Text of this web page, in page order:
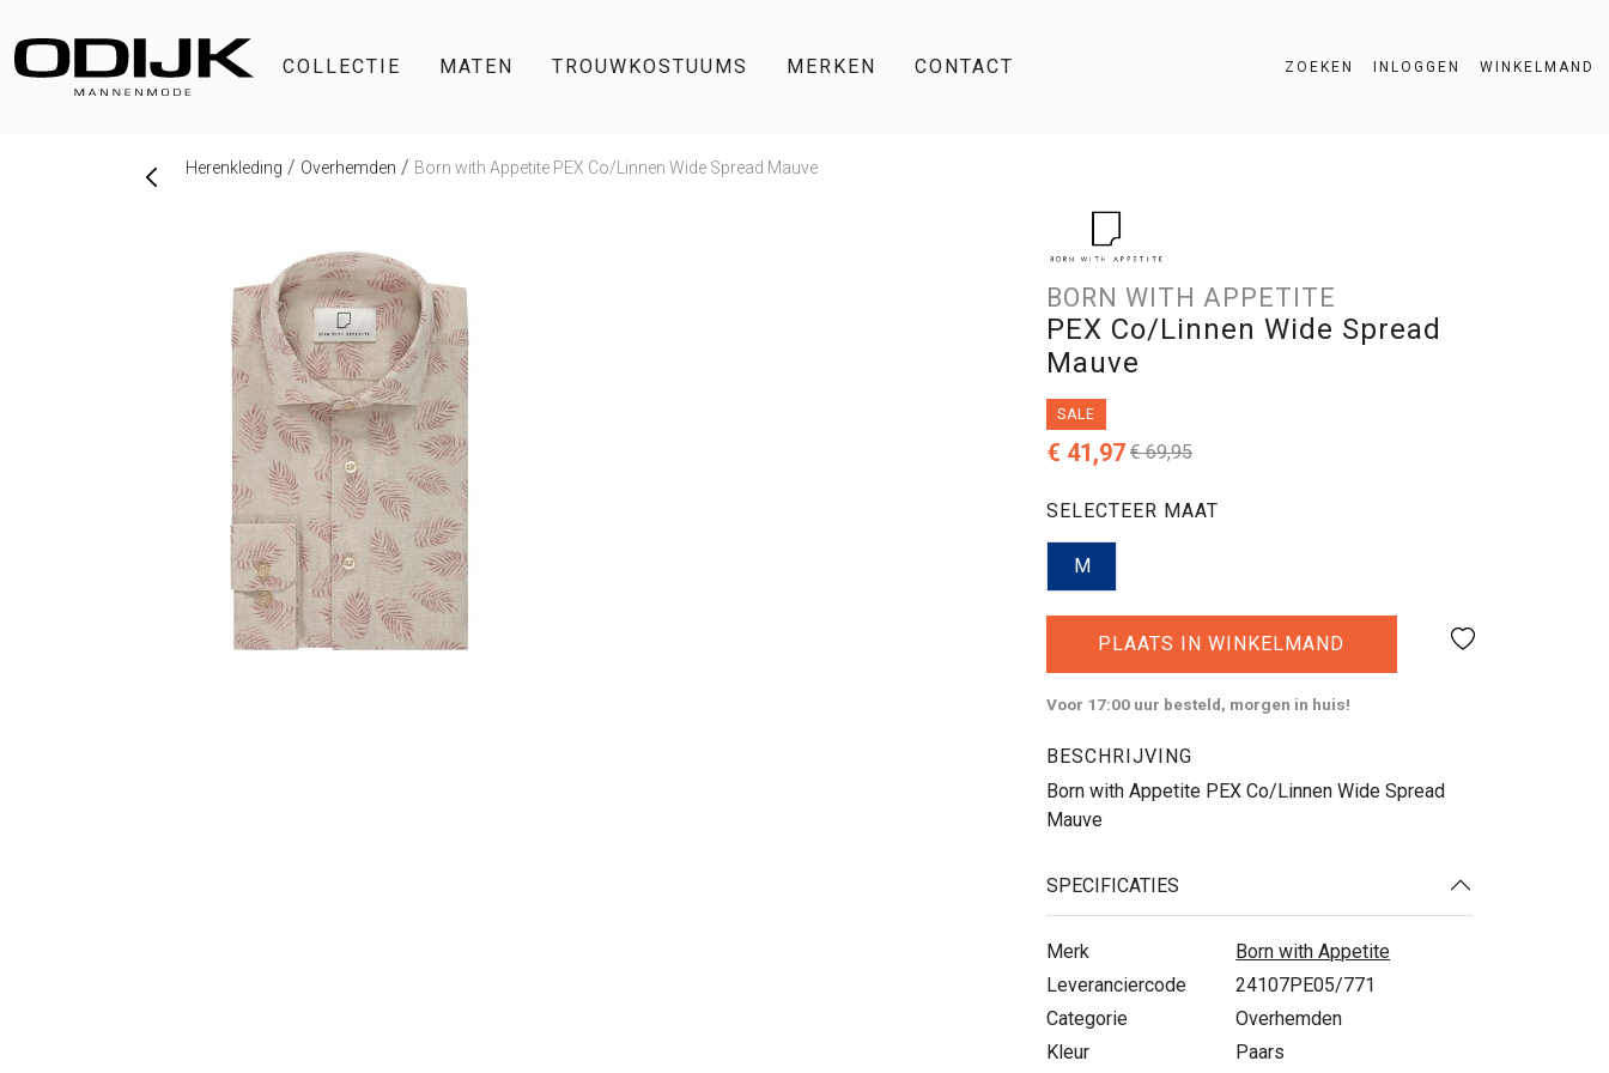
COLLECTIE MATEN TROUWKOSTUUMS MERKEN CONTACT ZOEKEN INLOGGEN WINKELMAND
Herenkleding Overhemden Born with Appetite PEX Co/Linnen Wide Spread Mauve
BORN WITH APPETITE
PEX Co/Linnen Wide Spread
Mauve
SALE
€ 69,95
€ 41,97
SELECTEER MAAT
M
PLAATS IN WINKELMAND
Voor 17:00 uur besteld, morgen in huis!
BESCHRIJVING
Born with Appetite PEX Co/Linnen Wide Spread
Mauve
SPECIFICATIES
Merk
Born with Appetite
Leveranciercode
24107PE05/771
Categorie
Overhemden
Kleur
Paars